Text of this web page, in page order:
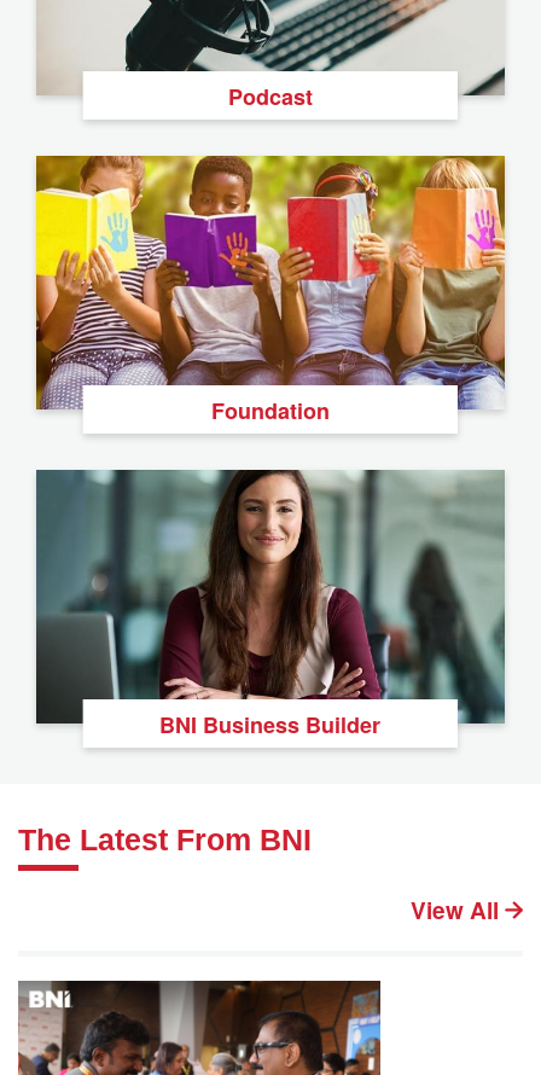
Podcast
Foundation
BNI Business Builder
The Latest From BNI
View All